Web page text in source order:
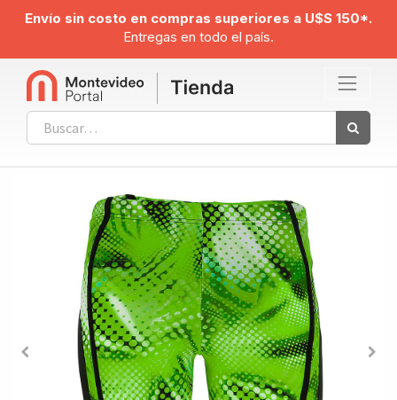
Envío sin costo en compras superiores a U$S 150*.
Entregas en todo el país.